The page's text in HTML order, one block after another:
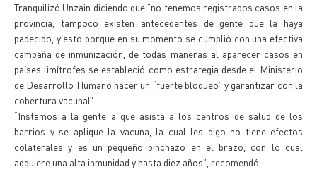
Tranquilizó Unzain diciendo que “no tenemos registrados casos en la
provincia, tampoco existen antecedentes de gente que la haya
padecido, y esto porque en su momento se cumplió con una efectiva
campaña de inmunización, de todas maneras al aparecer casos en
países limítrofes se estableció como estrategia desde el Ministerio
de Desarrollo Humano hacer un “fuerte bloqueo” y garantizar con la
cobertura vacunal”.
“Instamos a la gente a que asista a los centros de salud de los
barrios y se aplique la vacuna, la cual les digo no tiene efectos
colaterales y es un pequeño pinchazo en el brazo, con lo cual
adquiere una alta inmunidad y hasta diez años”, recomendó.